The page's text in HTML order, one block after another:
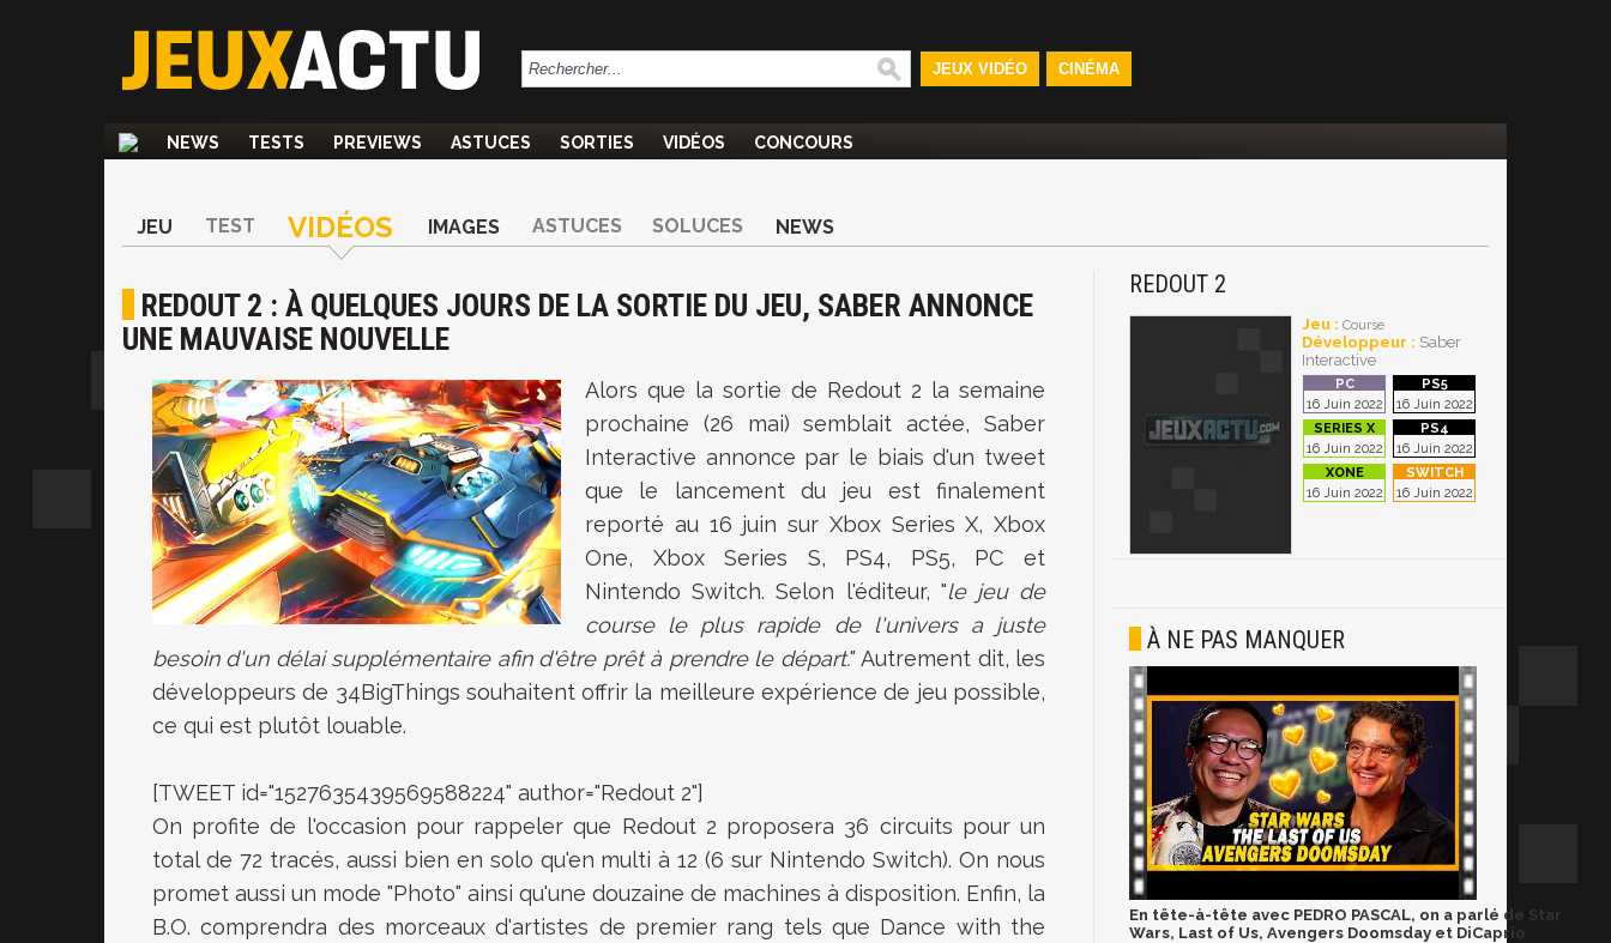
JEUX VIDÉO CINÉMA
NEWS TESTS PREVIEWS ASTUCES SORTIES VIDÉOS CONCOURS
JEU TEST VIDÉOS IMAGES ASTUCES SOLUCES NEWS
REDOUT 2 : À QUELQUES JOURS DE LA SORTIE DU JEU, SABER ANNONCE
UNE MAUVAISE NOUVELLE
Alors que la sortie de Redout 2 la semaine
prochaine (26 mai) semblait actée, Saber
Interactive annonce par le biais d'un tweet
que le lancement du jeu est finalement
reporté au 16 juin sur Xbox Series X, Xbox
One, Xbox Series S, PS4, PS5, PC et
Nintendo Switch. Selon l'éditeur, "le jeu de
course le plus rapide de l'univers a juste
besoin d'un délai supplémentaire afin d'être prêt à prendre le départ." Autrement dit, les
développeurs de 34BigThings souhaitent offrir la meilleure expérience de jeu possible,
ce qui est plutôt louable.
[TWEET id="1527635439569588224" author="Redout 2"]
On profite de l'occasion pour rappeler que Redout 2 proposera 36 circuits pour un
total de 72 tracés, aussi bien en solo qu'en multi à 12 (6 sur Nintendo Switch). On nous
promet aussi un mode "Photo" ainsi qu'une douzaine de machines à disposition. Enfin, la
B.O. comprendra des morceaux d'artistes de premier rang tels que Dance with the
REDOUT 2
Jeu : Course
Développeur : Saber
Interactive
16 Juin 2022 16 Juin 2022
16 Juin 2022 16 Juin 2022
16 Juin 2022 16 Juin 2022
À NE PAS MANQUER
En tête-à-tête avec PEDRO PASCAL, on a parlé de Star
Wars, Last of Us, Avengers Doomsday et DiCaprio